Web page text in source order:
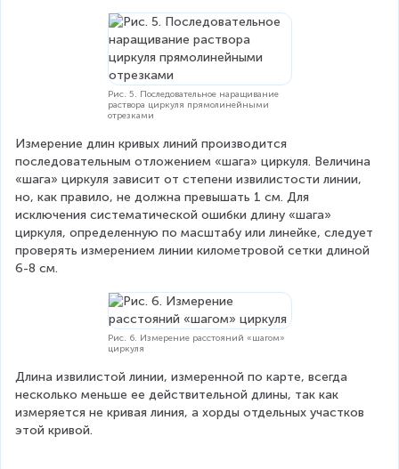
Рис. 5. Последовательное наращивание
раствора циркуля прямолинейными
отрезками
Измерение длин кривых линий производится
последовательным отложением «шага» циркуля. Величина
«шага» циркуля зависит от степени извилистости линии,
но, как правило, не должна превышать 1 см. Для
исключения систематической ошибки длину «шага»
циркуля, определенную по масштабу или линейке, следует
проверять измерением линии километровой сетки длиной
6-8 см.
Рис. 6. Измерение расстояний «шагом»
циркуля
Длина извилистой линии, измеренной по карте, всегда
несколько меньше ее действительной длины, так как
измеряется не кривая линия, а хорды отдельных участков
этой кривой.